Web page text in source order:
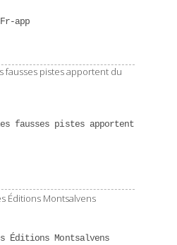
app
fausses pistes apportent
Éditions Montsalvens